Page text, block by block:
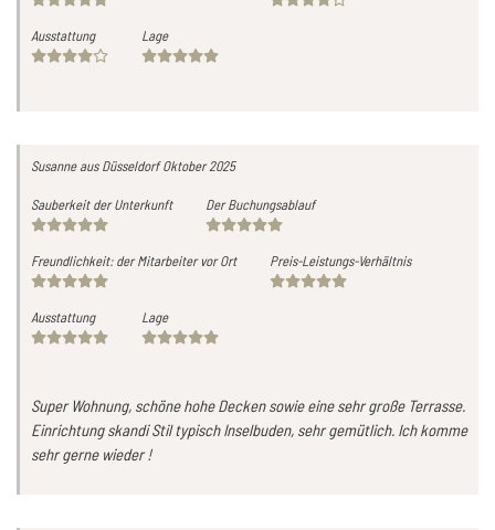
Ausstattung Lage
Susanneaus Düsseldorf Oktober 2025
Sauberkeit der Unterkunft Der Buchungsablauf
Freundlichkeit: der Mitarbeiter vor Ort Preis-Leistungs-Verhältnis
Ausstattung Lage
Super Wohnung, schöne hohe Decken sowie eine sehr große Terrasse.
Einrichtung skandi Stil typisch Inselbuden, sehr gemütlich. Ich komme
sehr gerne wieder !